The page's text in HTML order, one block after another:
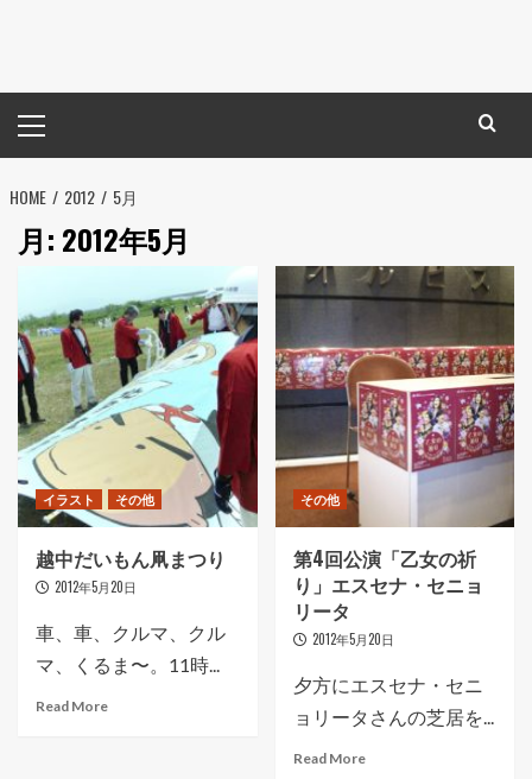
イ
ン
メ
ニ
ュ
HOME 2012 5月
月: 2012年5月
イラスト その他
越中だいもん凧まつり
2012年5月20日
車、車、クルマ、クル
マ、くるま〜。11時...
Read More
その他
第4回公演「乙女の祈
り」エスセナ・セニョ
リータ
2012年5月20日
夕方にエスセナ・セニ
ョリータさんの芝居を...
Read More